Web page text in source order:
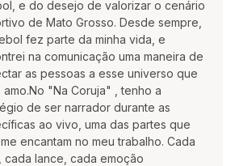
e do desejo de valorizar o cenário
de Mato Grosso. Desde sempre,
fez parte da minha vida, e
na comunicação uma maneira de
as pessoas a esse universo que
amo.No "Na Coruja" , tenho a
de ser narrador durante as
ao vivo, uma das partes que
encantam no meu trabalho. Cada
cada lance, cada emoção